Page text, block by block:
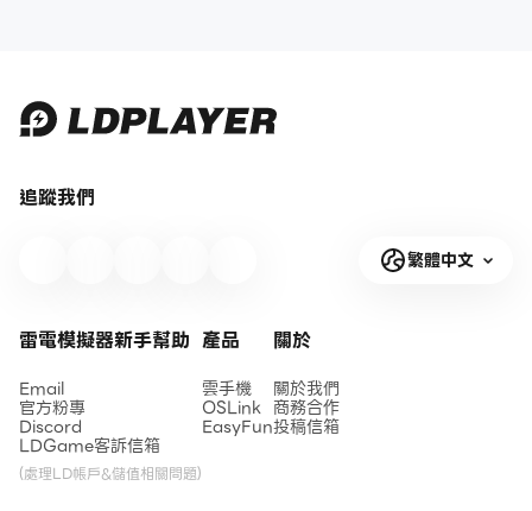
追蹤我們
繁體中文
雷電模擬器新手幫助
Email
官方粉專
Discord
LDGame客訴信箱
(處理LD帳戶&儲值相關問題)
產品
雲手機
OSLink
EasyFun
關於
關於我們
商務合作
投稿信箱